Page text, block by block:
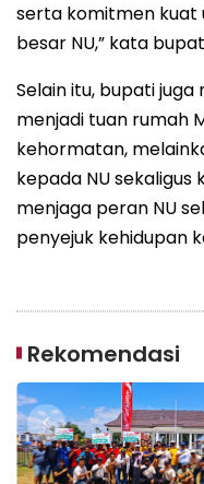
serta komitmen kuat
besar NU,” kata
Selain itu, bupati
menjadi tuan rumah
kehormatan,
kepada NU
menjaga peran NU
penyejuk kehidupan
Rekomendasi